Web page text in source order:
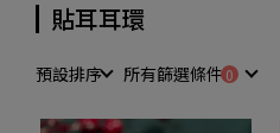
貼耳耳環
預設排序 所有篩選條件